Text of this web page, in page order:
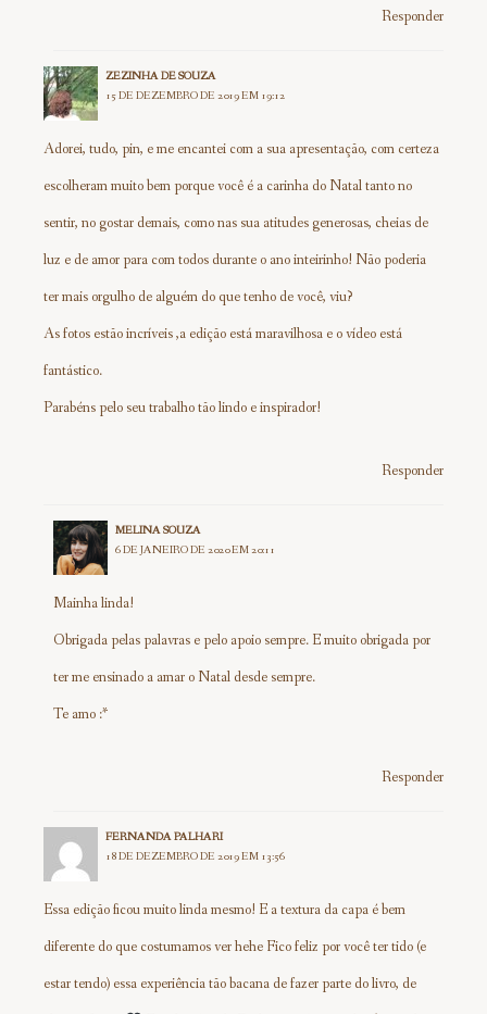
Responder
ZEZINHA DE SOUZA
15 DE DEZEMBRO DE 2019 EM 19:12
Adorei, tudo, pin, e me encantei com a sua apresentação, com certeza
escolheram muito bem porque você é a carinha do Natal tanto no
sentir, no gostar demais, como nas sua atitudes generosas, cheias de
luz e de amor para com todos durante o ano inteirinho! Não poderia
ter mais orgulho de alguém do que tenho de você, viu?
As fotos estão incríveis ,a edição está maravilhosa e o vídeo está
fantástico.
Parabéns pelo seu trabalho tão lindo e inspirador!
Responder
MELINA SOUZA
6 DE JANEIRO DE 2020 EM 20:11
Mainha linda!
Obrigada pelas palavras e pelo apoio sempre. E muito obrigada por
ter me ensinado a amar o Natal desde sempre.
Te amo :*
Responder
FERNANDA PALHARI
18 DE DEZEMBRO DE 2019 EM 13:56
Essa edição ficou muito linda mesmo! E a textura da capa é bem
diferente do que costumamos ver hehe Fico feliz por você ter tido (e
estar tendo) essa experiência tão bacana de fazer parte do livro, de